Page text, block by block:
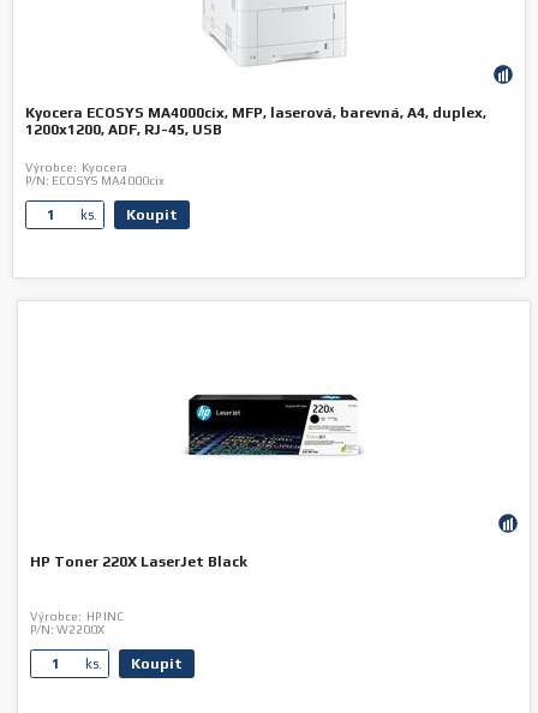
Kyocera ECOSYS MA4000cix, MFP, laserová, barevná, A4, duplex,
1200x1200, ADF, RJ-45, USB
Výrobce: Kyocera
P/N: ECOSYS MA4000cix
ks. Koupit
HP Toner 220X LaserJet Black
Výrobce: HP INC
P/N: W2200X
ks. Koupit